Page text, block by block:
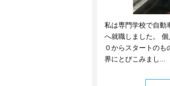
私は専門学校で自動
へ就職しました。
０からスタートの
界にとびこみまし...